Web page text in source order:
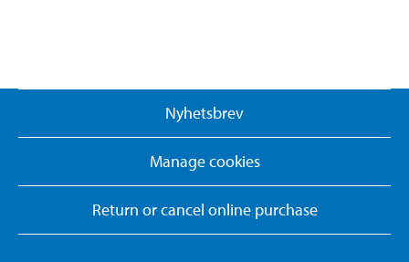
Nyhetsbrev
Manage cookies
Return or cancel online purchase